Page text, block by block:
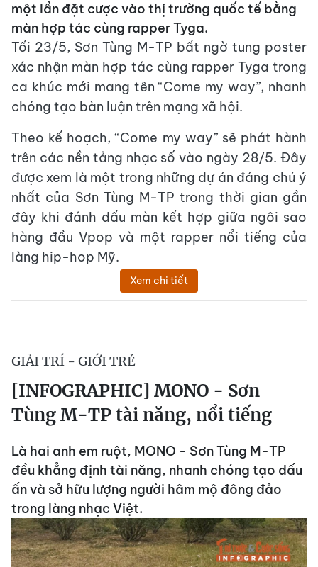
một lần đặt cược vào thị trường quốc tế bằng
màn hợp tác cùng rapper Tyga.
Tối 23/5, Sơn Tùng M-TP bất ngờ tung poster
xác nhận màn hợp tác cùng rapper Tyga trong
ca khúc mới mang tên “Come my way”, nhanh
chóng tạo bàn luận trên mạng xã hội.
Theo kế hoạch, “Come my way” sẽ phát hành
trên các nền tảng nhạc số vào ngày 28/5. Đây
được xem là một trong những dự án đáng chú ý
nhất của Sơn Tùng M-TP trong thời gian gần
đây khi đánh dấu màn kết hợp giữa ngôi sao
hàng đầu Vpop và một rapper nổi tiếng của
làng hip-hop Mỹ.
Xem chi tiết
GIẢI TRÍ - GIỚI TRẺ
[INFOGRAPHIC] MONO - Sơn
Tùng M-TP tài năng, nổi tiếng
Là hai anh em ruột, MONO - Sơn Tùng M-TP
đều khẳng định tài năng, nhanh chóng tạo dấu
ấn và sở hữu lượng người hâm mộ đông đảo
trong làng nhạc Việt.